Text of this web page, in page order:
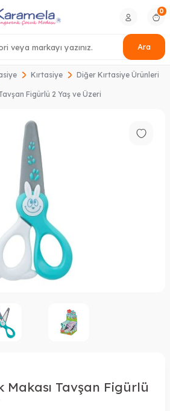
Ara
0
Kırtasiye
Diğer Kırtasiye Ürünleri
Figürlü 2 Yaş ve Üzeri
Makası Tavşan Figürlü